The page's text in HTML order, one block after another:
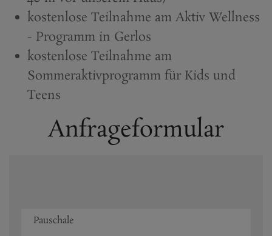
kostenlose Teilnahme am Aktiv Wellness
- Programm in Gerlos
kostenlose Teilnahme am
Sommeraktivprogramm für Kids und
Teens
Anfrageformular
Pauschale